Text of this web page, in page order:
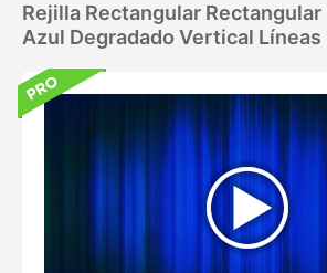
Rejilla Rectangular Rectangular
Azul Degradado Vertical Líneas